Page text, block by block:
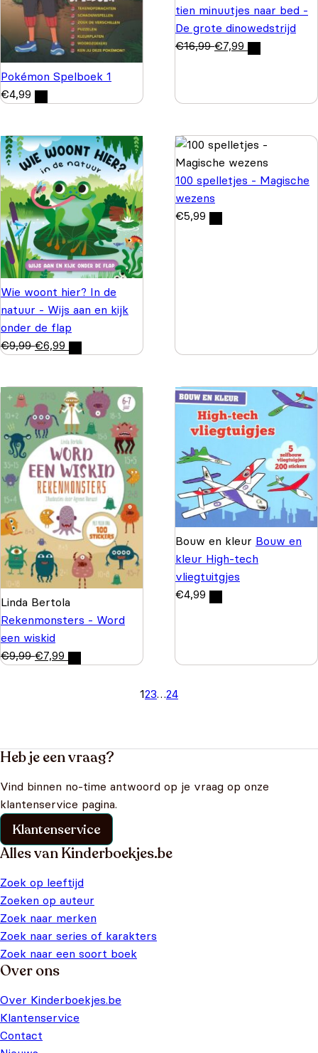
Pokémon Spelboek 1
€4,99
tien minuutjes naar bed -
De grote dinowedstrijd
€16,99 €7,99
Wie woont hier? In de
natuur - Wijs aan en kijk
onder de flap
€9,99 €6,99
100 spelletjes - Magische
wezens
€5,99
Linda Bertola
Rekenmonsters - Word
een wiskid
€9,99 €7,99
Bouw en kleur Bouw en
kleur High-tech
vliegtuitgjes
€4,99
123…24
Heb je een vraag?
Vind binnen no-time antwoord op je vraag op onze
klantenservice pagina.
Klantenservice
Alles van Kinderboekjes.be
Zoek op leeftijd
Zoeken op auteur
Zoek naar merken
Zoek naar series of karakters
Zoek naar een soort boek
Over ons
Over Kinderboekjes.be
Klantenservice
Contact